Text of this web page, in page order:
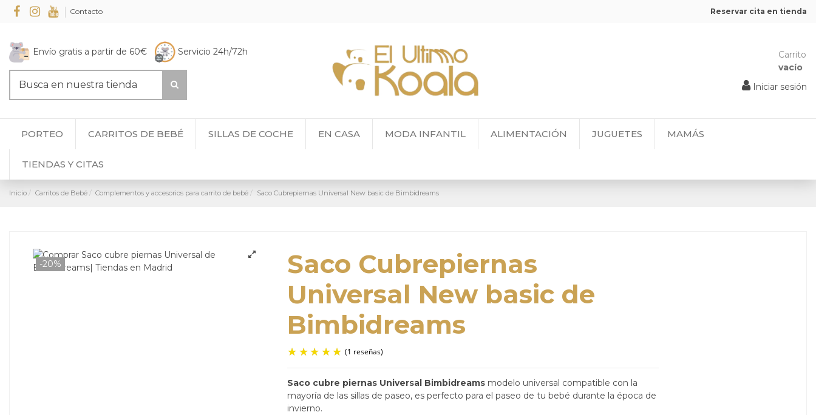
Contacto Reservar cita en tienda
Envío gratis a partir de 60€ Servicio 24h/72h
Carrito
vacío
Iniciar sesión
PORTEO CARRITOS DE BEBÉ SILLAS DE COCHE EN CASA MODA INFANTIL ALIMENTACIÓN JUGUETES MAMÁS
TIENDAS Y CITAS
Inicio Carritos de Bebé Complementos y accesorios para carrito de bebé Saco Cubrepiernas Universal New basic de Bimbidreams
-20%
Saco Cubrepiernas
Universal New basic de
Bimbidreams
Saco cubre piernas Universal Bimbidreams modelo universal compatible con la
mayoría de las sillas de paseo, es perfecto para el paseo de tu bebé durante la época de
invierno.